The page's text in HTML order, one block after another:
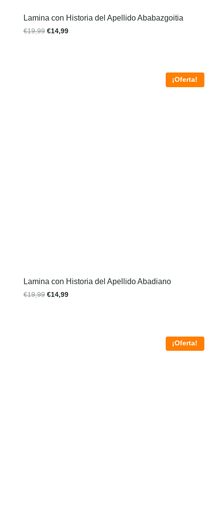
Lamina con Historia del Apellido Ababazgoitia
€19,99 €14,99
¡Oferta!
Lamina con Historia del Apellido Abadiano
€19,99 €14,99
¡Oferta!